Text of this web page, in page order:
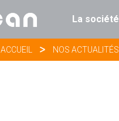
La société
ACCUEIL NOS ACTUALITÉS